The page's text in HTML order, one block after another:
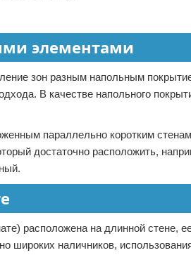
элементами
зон разным напольным
В качестве напольного
параллельно коротким
достаточно расположить,
расположена на длинной стене,
широких наличников,